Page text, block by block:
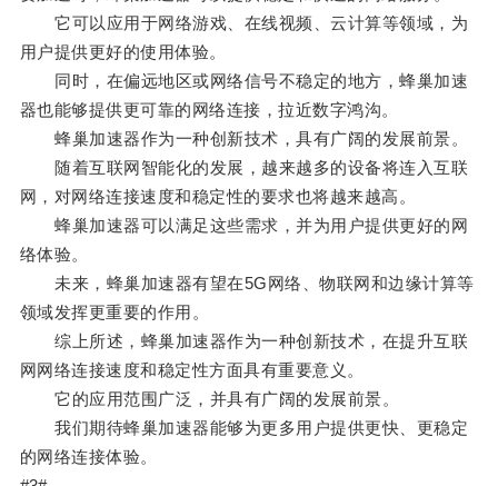
它可以应用于网络游戏、在线视频、云计算等领域，为
用户提供更好的使用体验。
同时，在偏远地区或网络信号不稳定的地方，蜂巢加速
器也能够提供更可靠的网络连接，拉近数字鸿沟。
蜂巢加速器作为一种创新技术，具有广阔的发展前景。
随着互联网智能化的发展，越来越多的设备将连入互联
网，对网络连接速度和稳定性的要求也将越来越高。
蜂巢加速器可以满足这些需求，并为用户提供更好的网
络体验。
未来，蜂巢加速器有望在5G网络、物联网和边缘计算等
领域发挥更重要的作用。
综上所述，蜂巢加速器作为一种创新技术，在提升互联
网网络连接速度和稳定性方面具有重要意义。
它的应用范围广泛，并具有广阔的发展前景。
我们期待蜂巢加速器能够为更多用户提供更快、更稳定
的网络连接体验。